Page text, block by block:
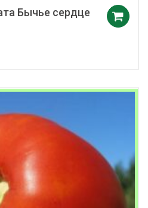
Бычье сердце